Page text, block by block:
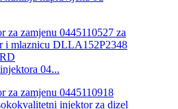
04...